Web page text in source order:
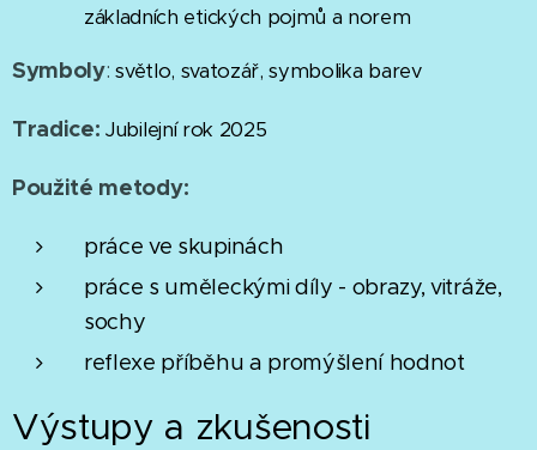
základních etických pojmů a norem
Symboly:světlo, svatozář, symbolika barev
Tradice:Jubilejní rok 2025
Použité metody:
práce ve skupinách
práce s uměleckými díly - obrazy, vitráže,
sochy
reflexe příběhu a promýšlení hodnot
Výstupy a zkušenosti